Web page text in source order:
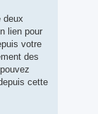
deux
lien pour
votre
des
cette